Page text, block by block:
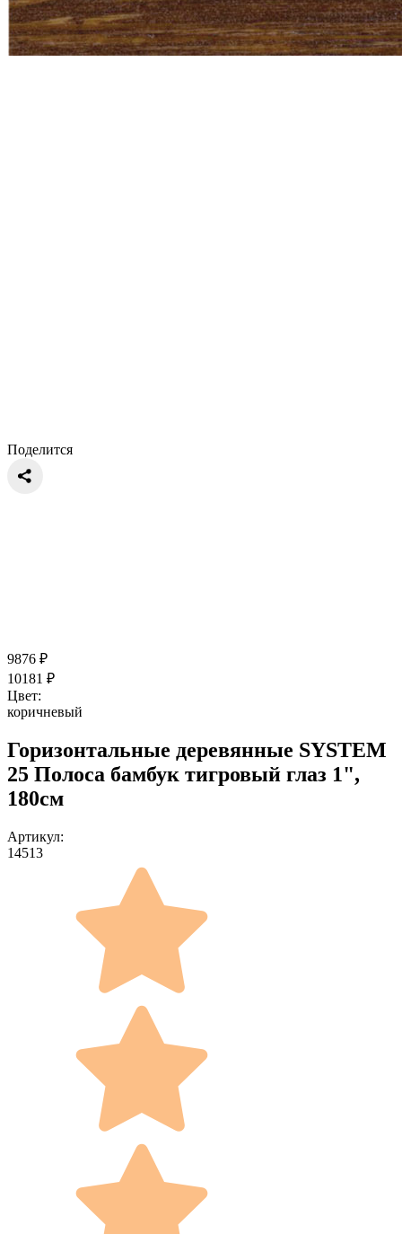
Поделится
9876 ₽
10181 ₽
Цвет:
коричневый
Горизонтальные деревянные SYSTEM
25 Полоса бамбук тигровый глаз 1",
180см
Артикул:
14513